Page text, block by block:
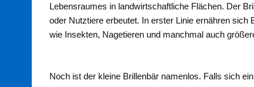
Lebensraumes in landwirtschaftliche Flächen. Der
oder Nutztiere erbeutet. In erster Linie ernähren
wie Insekten, Nagetieren und manchmal auch
Noch ist der kleine Brillenbär namenlos. Falls sich